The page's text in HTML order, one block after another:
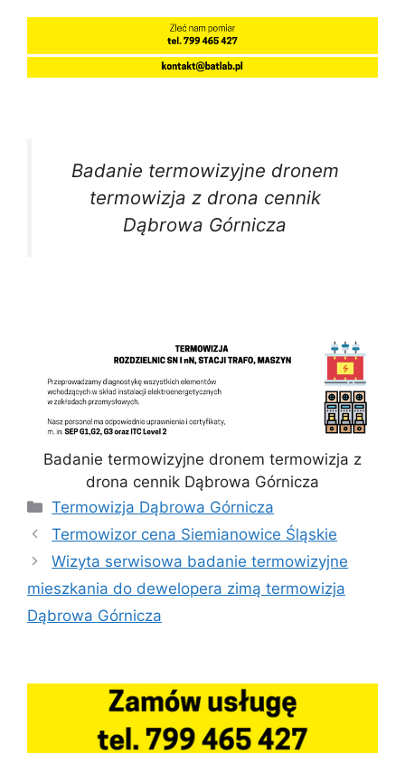
Badanie termowizyjne dronem
termowizja z drona cennik
Dąbrowa Górnicza
Badanie termowizyjne dronem termowizja z
drona cennik Dąbrowa Górnicza
Kategorie
Termowizja Dąbrowa Górnicza
Termowizor cena Siemianowice Śląskie
Wizyta serwisowa badanie termowizyjne
mieszkania do dewelopera zimą termowizja
Dąbrowa Górnicza